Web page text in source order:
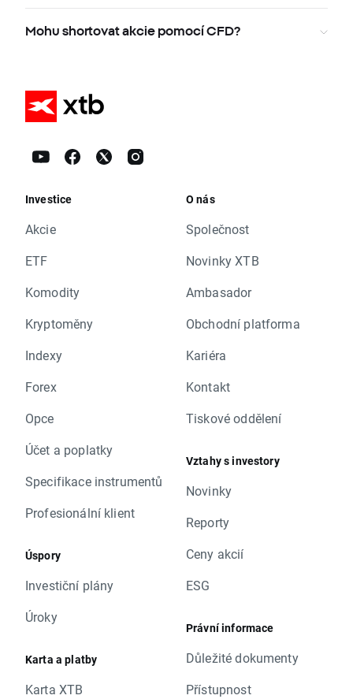
Mohu shortovat akcie pomocí CFD?
Investice
Akcie
ETF
Komodity
Kryptoměny
Indexy
Forex
Opce
Účet a poplatky
Specifikace instrumentů
Profesionální klient
Úspory
Investiční plány
Úroky
Karta a platby
Karta XTB
O nás
Společnost
Novinky XTB
Ambasador
Obchodní platforma
Kariéra
Kontakt
Tiskové oddělení
Vztahy s investory
Novinky
Reporty
Ceny akcií
ESG
Právní informace
Důležité dokumenty
Přístupnost